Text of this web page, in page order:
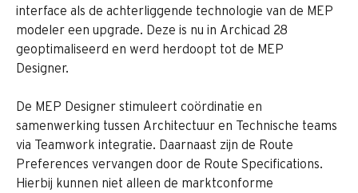
interface als de achterliggende technologie van de MEP
modeler een upgrade. Deze is nu in Archicad 28
geoptimaliseerd en werd herdoopt tot de MEP
Designer.
De MEP Designer stimuleert coördinatie en
samenwerking tussen Architectuur en Technische teams
via Teamwork integratie. Daarnaast zijn de Route
Preferences vervangen door de Route Specifications.
Hierbij kunnen niet alleen de marktconforme